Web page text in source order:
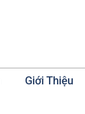
Giới Thiệu